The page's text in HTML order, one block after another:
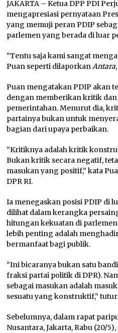
JAKARTA – Ketua DPP PDI
mengapresiasi pernyataan
yang memuji peran PDIP
parlemen yang berada di luar
“Tentu saja kami sangat
Puan seperti dilaporkanAntara
Puan mengatakan PDIP akan
dengan memberikan kritik
pemerintahan. Menurut dia,
partainya bukan untuk
bagian dari upaya perbaikan.
“Kritiknya adalah kritik
Bukan kritik secara negatif,
masukan yang positif,” kata
DPR RI.
Ia menegaskan posisi PDIP di
dilihat dalam kerangka
hitungan kekuatan di
lebih penting adalah
bermanfaat bagi publik.
“Ini bicaranya bukan satu
fraksi partai politik di DPR).
sebagai masukan adalah
sesuatu yang konstruktif,”
Sebelumnya, dalam rapat
Nusantara, Jakarta, Rabu (20/